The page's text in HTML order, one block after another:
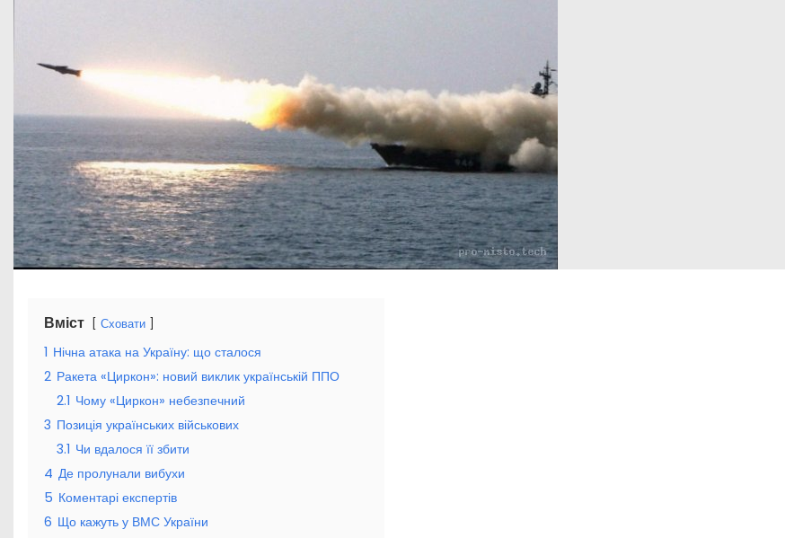
Вміст Сховати
1 Нічна атака на Україну: що сталося
2 Ракета «Циркон»: новий виклик українській ППО
2.1 Чому «Циркон» небезпечний
3 Позиція українських військових
3.1 Чи вдалося її збити
4 Де пролунали вибухи
5 Коментарі експертів
6 Що кажуть у ВМС України